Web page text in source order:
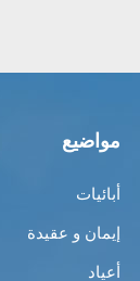
مواضيع
أبائيات
إيمان و عقيدة
أعياد